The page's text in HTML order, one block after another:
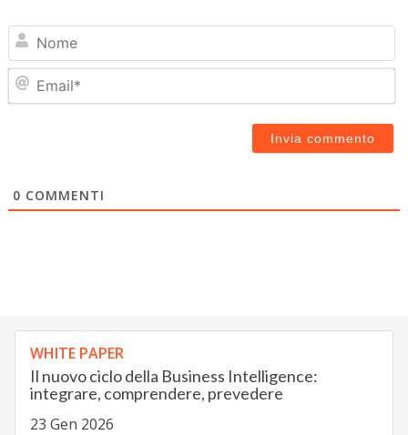
0 COMMENTI
WHITE PAPER
Il nuovo ciclo della Business Intelligence:
integrare, comprendere, prevedere
23 Gen 2026